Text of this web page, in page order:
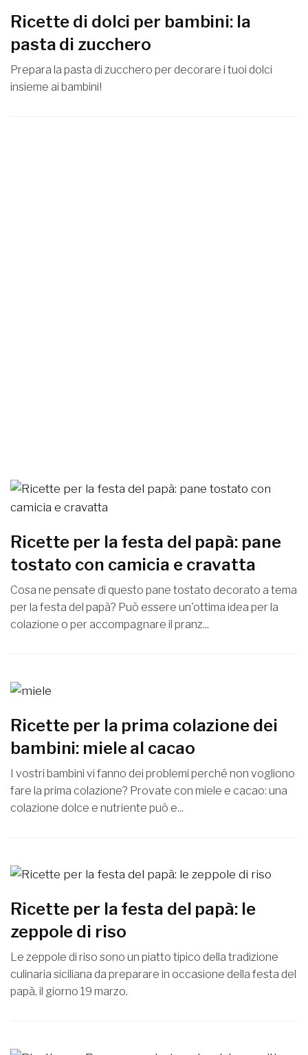
Ricette di dolci per bambini: la
pasta di zucchero
Prepara la pasta di zucchero per decorare i tuoi dolci
insieme ai bambini!
Ricette per la festa del papà: pane
tostato con camicia e cravatta
Cosa ne pensate di questo pane tostato decorato a tema
per la festa del papà? Può essere un'ottima idea per la
colazione o per accompagnare il pranz...
Ricette per la prima colazione dei
bambini: miele al cacao
I vostri bambini vi fanno dei problemi perché non vogliono
fare la prima colazione? Provate con miele e cacao: una
colazione dolce e nutriente può e...
Ricette per la festa del papà: le
zeppole di riso
Le zeppole di riso sono un piatto tipico della tradizione
culinaria siciliana da preparare in occasione della festa del
papà, il giorno 19 marzo.